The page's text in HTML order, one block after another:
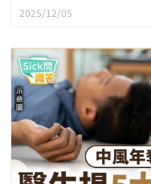
2025/12/05